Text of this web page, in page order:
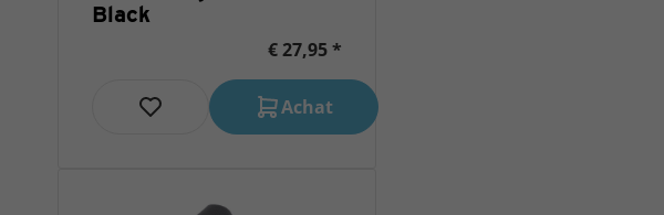
Black
€ 27,95 *
Achat